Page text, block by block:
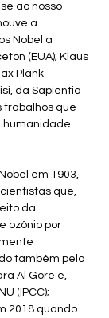
ao nosso
a
Nobel a
(EUA); Klaus
Plank
da Sapientia
trabalhos que
humanidade
em 1903,
que,
da
ozônio por
também pelo
Al Gore e,
(IPCC);
2018 quando